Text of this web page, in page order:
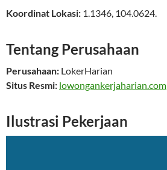
Koordinat Lokasi: 1.1346, 104.0624.
Tentang Perusahaan
Perusahaan: LokerHarian
Situs Resmi: lowongankerjaharian.com
Ilustrasi Pekerjaan